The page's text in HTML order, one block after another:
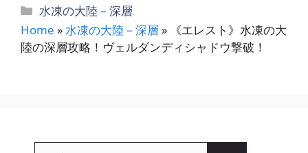
カ
テ
ゴ
水凍の大陸－深層
Home »水凍の大陸－深層 » 《エレスト》水凍の大
陸の深層攻略！ヴェルダンディシャドウ撃破！